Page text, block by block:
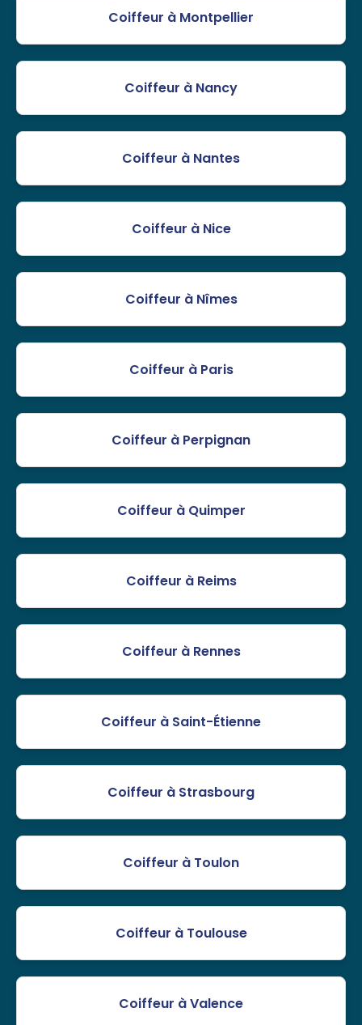
Coiffeur à Montpellier
Coiffeur à Nancy
Coiffeur à Nantes
Coiffeur à Nice
Coiffeur à Nîmes
Coiffeur à Paris
Coiffeur à Perpignan
Coiffeur à Quimper
Coiffeur à Reims
Coiffeur à Rennes
Coiffeur à Saint-Étienne
Coiffeur à Strasbourg
Coiffeur à Toulon
Coiffeur à Toulouse
Coiffeur à Valence